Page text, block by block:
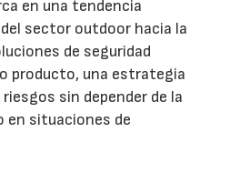
en una tendencia
sector outdoor hacia la
de seguridad
producto, una estrategia
sin depender de la
en situaciones de